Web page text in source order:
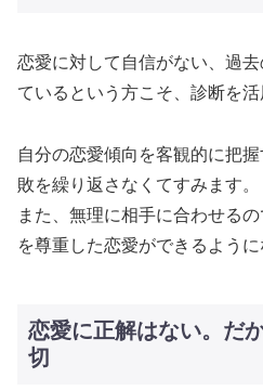
恋愛に対して自信がない、過
ているという方こそ、診断を活
自分の恋愛傾向を客観的に把
敗を繰り返さなくてすみます。
また、無理に相手に合わせる
を尊重した恋愛ができるように
恋愛に正解はない。だ
切